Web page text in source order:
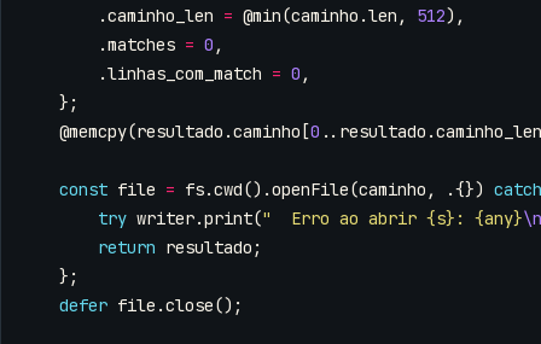
.caminho_len = @min(caminho .len , 512),
.matches = 0 ,
.linhas_com_match = 0 ,
};
@memcpy(resultado .caminho [0 .. resultado .caminho_len
const file = fs.cwd().openFile(caminho , .{}) catch
try writer.print("  Erro ao abrir {s}: {any}\n
return resultado ;
};
defer file .close();